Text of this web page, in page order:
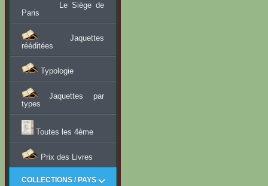
Le Siège de
Paris
Jaquettes
rééditées
Typologie
Jaquettes par
types
Toutes les 4ème
Prix des Livres
COLLECTIONS / PAYS